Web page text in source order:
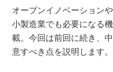
オープンイノベーション
小製造業でも必要になる
載。今回は前回に続き、
意すべき点を説明します。